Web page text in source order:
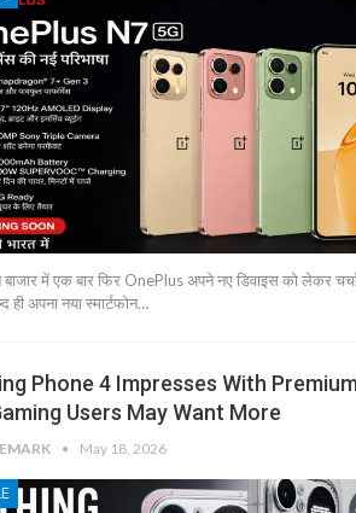
बाजार में एक बार फिर OnePlus अपने नए डिवाइस को लेकर
ही अपना नया स्मार्टफोन…
Phone 4 Impresses With
Users May Want More
May 18, 2026